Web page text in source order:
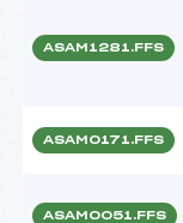
ASAM1281.FFS
ASAM0171.FFS
ASAM0051.FFS